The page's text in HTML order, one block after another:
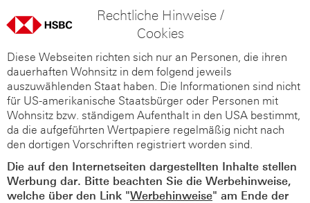
Rechtliche Hinweise /
Cookies
Diese Webseiten richten sich nur an Personen, die ihren
dauerhaften Wohnsitz in dem folgend jeweils
auszuwählenden Staat haben. Die Informationen sind nicht
für US-amerikanische Staatsbürger oder Personen mit
Wohnsitz bzw. ständigem Aufenthalt in den USA bestimmt,
da die aufgeführten Wertpapiere regelmäßig nicht nach
den dortigen Vorschriften registriert worden sind.
Die auf den Internetseiten dargestellten Inhalte stellen
Werbung dar. Bitte beachten Sie die Werbehinweise,
welche über den Link "Werbehinweise" am Ende der